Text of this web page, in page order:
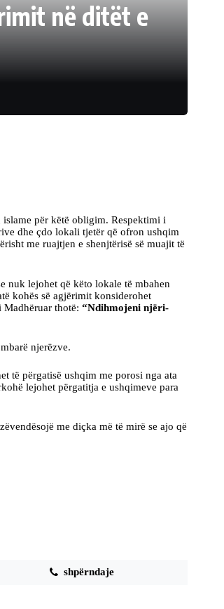
në ditët e
për këtë obligim. Respektimi i
dhe çdo lokali tjetër që ofron ushqim
me ruajtjen e shenjtërisë së muajit të
nuk lejohet që këto lokale të mbahen
kohës së agjërimit konsiderohet
Madhëruar thotë: “Ndihmojeni njëri-
njerëzve.
të përgatisë ushqim me porosi nga ata
lejohet përgatitja e ushqimeve para
me diçka më të mirë se ajo që
shpërndaje